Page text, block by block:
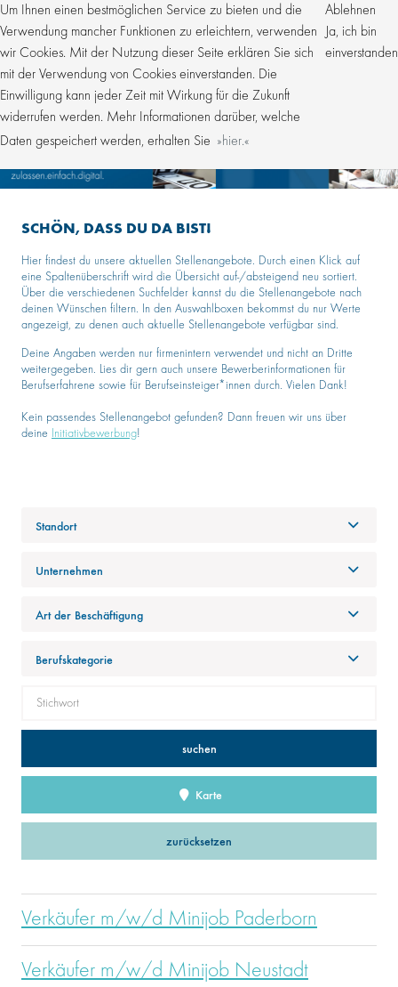
Um Ihnen einen bestmöglichen Service zu bieten und die
Verwendung mancher Funktionen zu erleichtern, verwenden
wir Cookies. Mit der Nutzung dieser Seite erklären Sie sich
mit der Verwendung von Cookies einverstanden. Die
Einwilligung kann jeder Zeit mit Wirkung für die Zukunft
widerrufen werden. Mehr Informationen darüber, welche
Daten gespeichert werden, erhalten Sie
hier.
Ablehnen
Ja, ich bin
einverstanden
SCHÖN, DASS DU DA BIST!
Hier findest du unsere aktuellen Stellenangebote. Durch einen Klick auf
eine Spaltenüberschrift wird die Übersicht auf-/absteigend neu sortiert.
Über die verschiedenen Suchfelder kannst du die Stellenangebote nach
deinen Wünschen filtern. In den Auswahlboxen bekommst du nur Werte
angezeigt, zu denen auch aktuelle Stellenangebote verfügbar sind.
Deine Angaben werden nur firmenintern verwendet und nicht an Dritte
weitergegeben. Lies dir gern auch unsere Bewerberinformationen für
Berufserfahrene sowie für Berufseinsteiger*innen durch. Vielen Dank!
Kein passendes Stellenangebot gefunden? Dann freuen wir uns über
deine
Initiativbewerbung!
Standort
Unternehmen
Art der Beschäftigung
Berufskategorie
zurücksetzen
Karte
suchen
Verkäufer m/w/d Minijob Paderborn
Verkäufer m/w/d Minijob Neustadt